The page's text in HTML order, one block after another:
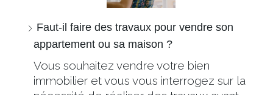
Faut-il faire des travaux pour vendre son
appartement ou sa maison ?
Vous souhaitez vendre votre bien
immobilier et vous vous interrogez sur la